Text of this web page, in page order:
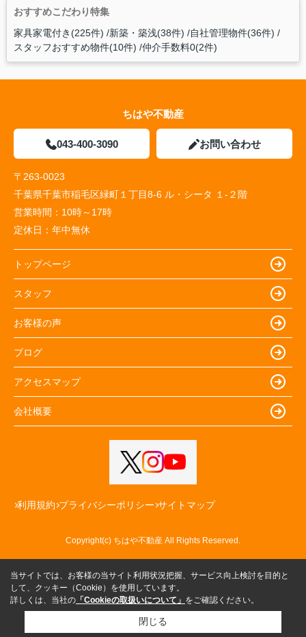
おすすめこだわり特集
家具家電付き(225件) 新築・築浅(38件) 自社管理物件(36件)
スタッフおすすめ物件(10件) 仲介手数料0(2件)
ちはや不動産
043-400-3090 お問い合わせ
〒263-0023
千葉県千葉市稲毛区緑町１丁目8-6 ル・シータ １-２階
営業時間： 10時～17時
定休日： 年中無休
トップページ
スタッフ
お客様の声
ブログ
アクセスマップ
会社概要
利用規約 プライバシーポリシー サイトマップ
Copyright(c) ちはや不動産 All Rights Reserved.
当サイトでは、お客様の当サイト利用状況把握、サービス向上検討を目的と
して、クッキー（Cookie）を使用しています。
詳しくは、当社の 「Cookieの取扱いについて」 をご確認ください。
閉じる